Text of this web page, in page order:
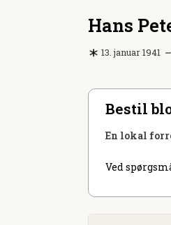
Hans
13. januar 1941
Bestil
En lokal
Ved